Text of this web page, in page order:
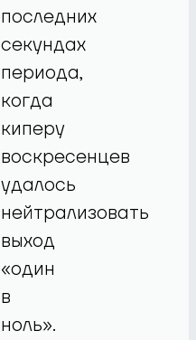
последних
секундах
периода,
когда
киперу
воскресенцев
удалось
нейтрализовать
выход
«один
в
ноль».